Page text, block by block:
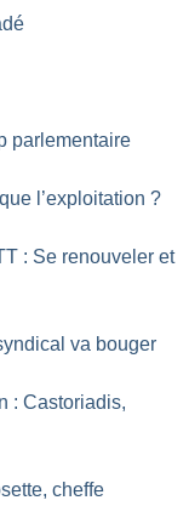
parlementaire
l’exploitation ?
: Se renouveler et
va bouger
: Castoriadis,
cheffe